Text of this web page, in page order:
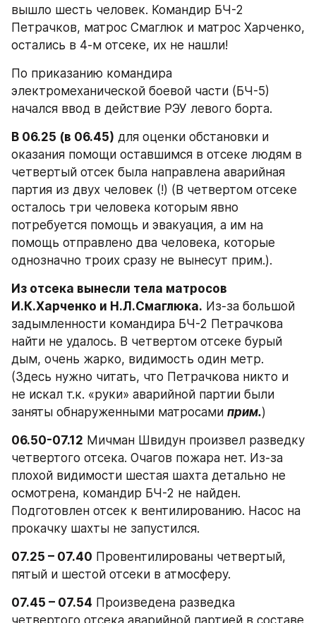
вышло шесть человек. Командир БЧ-2
Петрачков, матрос Смаглюк и матрос Харченко,
остались в 4-м отсеке, их не нашли!
По приказанию командира
электромеханической боевой части (БЧ-5)
начался ввод в действие РЭУ левого борта.
В 06.25 (в 06.45) для оценки обстановки и
оказания помощи оставшимся в отсеке людям в
четвертый отсек была направлена аварийная
партия из двух человек (!) (В четвертом отсеке
осталось три человека которым явно
потребуется помощь и эвакуация, а им на
помощь отправлено два человека, которые
однозначно троих сразу не вынесут прим.).
Из отсека вынесли тела матросов
И.К.Харченко и Н.Л.Смаглюка. Из-за большой
задымленности командира БЧ-2 Петрачкова
найти не удалось. В четвертом отсеке бурый
дым, очень жарко, видимость один метр.
(Здесь нужно читать, что Петрачкова никто и
не искал т.к. «руки» аварийной партии были
заняты обнаруженными матросами прим.)
06.50-07.12 Мичман Швидун произвел разведку
четвертого отсека. Очагов пожара нет. Из-за
плохой видимости шестая шахта детально не
осмотрена, командир БЧ-2 не найден.
Подготовлен отсек к вентилированию. Насос на
прокачку шахты не запустился.
07.25 – 07.40 Провентилированы четвертый,
пятый и шестой отсеки в атмосферу.
07.45 – 07.54 Произведена разведка
четвертого отсека аварийной партией в составе